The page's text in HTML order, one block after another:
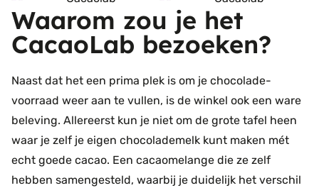
Waarom zou je het
CacaoLab bezoeken?
Naast dat het een prima plek is om je chocolade-
voorraad weer aan te vullen, is de winkel ook een ware
beleving. Allereerst kun je niet om de grote tafel heen
waar je zelf je eigen chocolademelk kunt maken mét
echt goede cacao. Een cacaomelange die ze zelf
hebben samengesteld, waarbij je duidelijk het verschil